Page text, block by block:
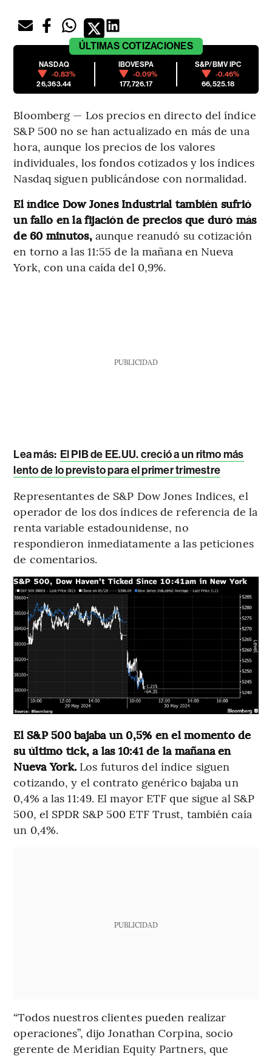
ÚLTIMAS COTIZACIONES
NASDAQ
-0.83%
26,363.44
IBOVESPA
-0.09%
177,726.17
S&P/BMV IPC
-0.46%
66,525.18
Bloomberg — Los precios en directo del índice
S&P 500 no se han actualizado en más de una
hora, aunque los precios de los valores
individuales, los fondos cotizados y los índices
Nasdaq siguen publicándose con normalidad.
El índice Dow Jones Industrial también sufrió
un fallo en la fijación de precios que duró más
de 60 minutos, aunque reanudó su cotización
en torno a las 11:55 de la mañana en Nueva
York, con una caída del 0,9%.
PUBLICIDAD
Lea más: El PIB de EE.UU. creció a un ritmo más
lento de lo previsto para el primer trimestre
Representantes de S&P Dow Jones Indices, el
operador de los dos índices de referencia de la
renta variable estadounidense, no
respondieron inmediatamente a las peticiones
de comentarios.
El S&P 500 bajaba un 0,5% en el momento de
su último tick, a las 10:41 de la mañana en
Nueva York. Los futuros del índice siguen
cotizando, y el contrato genérico bajaba un
0,4% a las 11:49. El mayor ETF que sigue al S&P
500, el SPDR S&P 500 ETF Trust, también caía
un 0,4%.
PUBLICIDAD
“Todos nuestros clientes pueden realizar
operaciones”, dijo Jonathan Corpina, socio
gerente de Meridian Equity Partners, que